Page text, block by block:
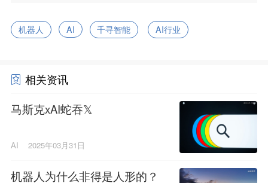
机器人 AI 千寻智能 AI行业
相关资讯
马斯克xAI蛇吞𝕏
AI 2025年03月31日
机器人为什么非得是人形的？